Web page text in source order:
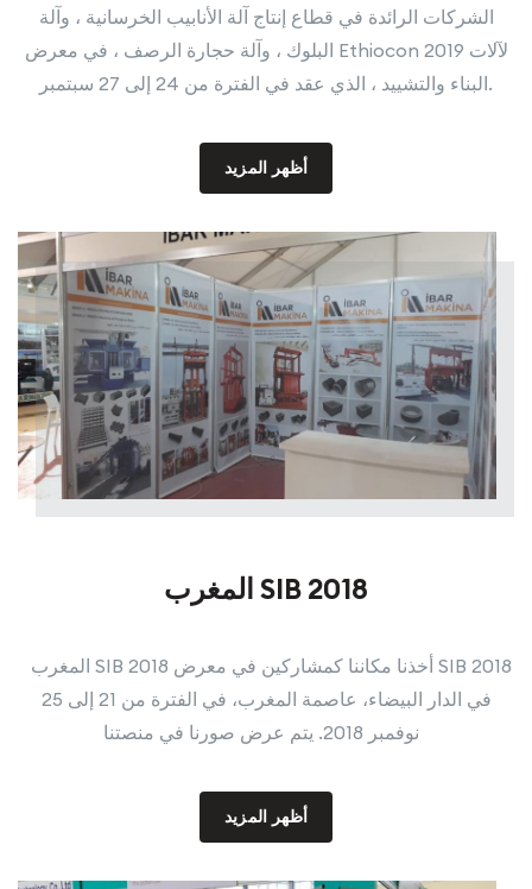
الشركات الرائدة في قطاع إنتاج آلة الأنابيب الخرسانية ، وآلة
البلوك ، وآلة حجارة الرصف ، في معرض Ethiocon 2019 لآلات
البناء والتشييد ، الذي عقد في الفترة من 24 إلى 27 سبتمبر.
أظهر المزيد
المغرب SIB 2018
في الدار البيضاء، عاصمة المغرب، في الفترة من 21 إلى 25
أظهر المزيد